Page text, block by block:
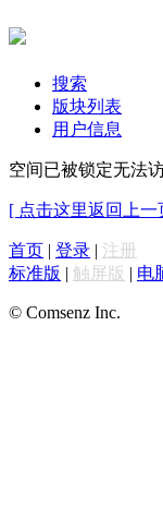
搜索
版块列表
用户信息
空间已被锁定无法
[ 点击这里返回上一
首页 | 登录 | 注册
标准版 | 触屏版 | 电
© Comsenz Inc.